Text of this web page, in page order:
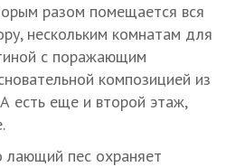
разом помещается вся
нескольким комнатам для
с поражающим
композицией из
есть еще и второй этаж,
лающий пес охраняет